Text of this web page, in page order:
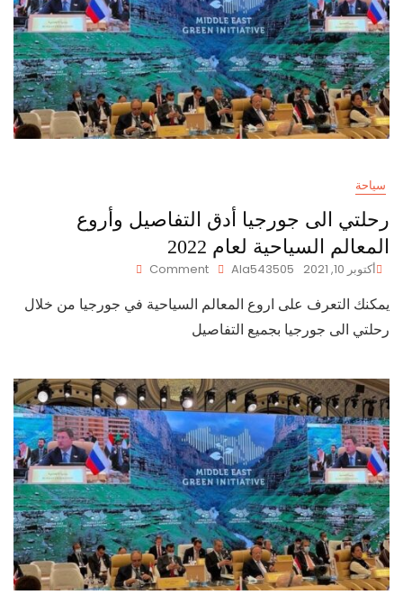
سياحة
رحلتي الى جورجيا أدق التفاصيل وأروع
المعالم السياحية لعام 2022
أكتوبر 10, 2021 Ala543505
Comment
الى
وأروع
المعالم
السياحية
لعام
2022
يمكنك التعرف على اروع المعالم السياحية في جورجيا من خلال
رحلتي الى جورجيا بجميع التفاصيل